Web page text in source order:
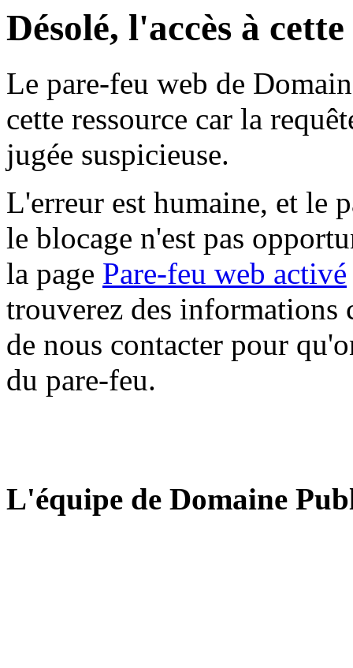
Désolé, l'accès à
Le pare-feu web de
cette ressource car la
jugée suspicieuse.
L'erreur est humaine, et le
le blocage n'est pas
la page Pare-feu web activé
trouverez des informations
de nous contacter pour
du pare-feu.
L'équipe de Domaine